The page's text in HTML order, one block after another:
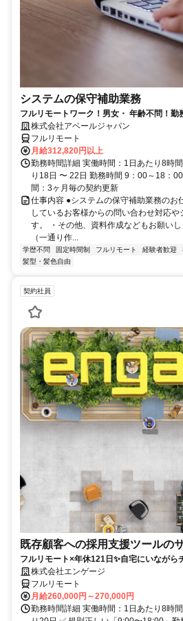
システムの保守補助業務
フルリモートワーク！男女・ 年齢不問！勤
株式会社アベールジャパン
フルリモート
月給312,820円以上
勤務時間詳細 実働時間：1日あたり8時
り18日 〜 22日 勤務時間 9：00～18：
間：3ヶ月毎の契約更新
仕事内容 ●システムの保守補助業務のお
しているお客様からの問い合わせ対応や
す。 ・その他、資料作成などもお願い
（一通り作...
学歴不問 固定時間制 フルリモート 経験者歓迎
髪型・髪色自由
契約社員
既存顧客への採用支援ツールの
フルリモート×年休121日✨自宅にいながら
株式会社エンゲージ
フルリモート
月給260,000円～270,000円
勤務時間詳細 実働時間：1日あたり8時